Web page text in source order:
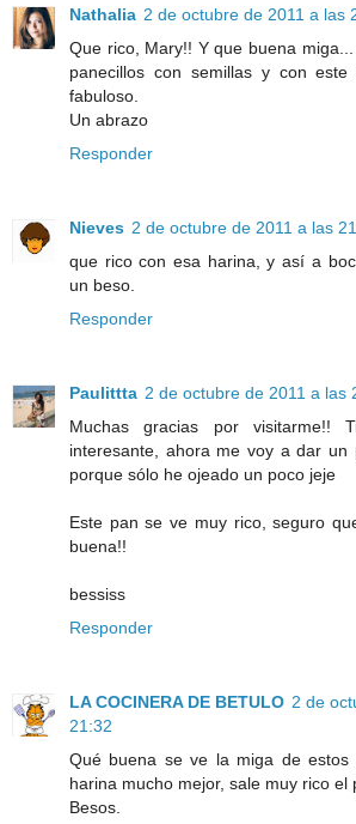
Nathalia 2 de octubre de 2011 a las
Que rico, Mary!! Y que buena
panecillos con semillas y con este
fabuloso.
Un abrazo
Responder
Nieves 2 de octubre de 2011 a las
que rico con esa harina, y así a
un beso.
Responder
Paulittta 2 de octubre de 2011 a las
Muchas gracias por visitarme!!
interesante, ahora me voy a dar un
porque sólo he ojeado un poco jeje
Este pan se ve muy rico, seguro
buena!!
bessiss
Responder
LA COCINERA DE BETULO 2 de
21:32
Qué buena se ve la miga de estos
harina mucho mejor, sale muy rico el
Besos.